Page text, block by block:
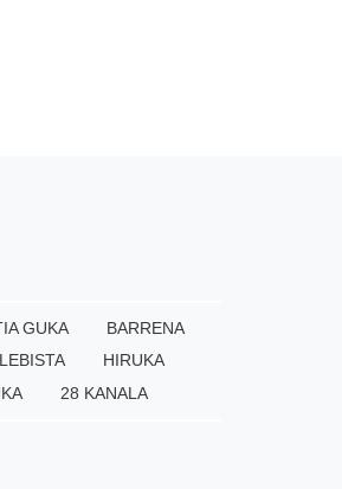
GUKA
BARRENA
HIRUKA
28 KANALA